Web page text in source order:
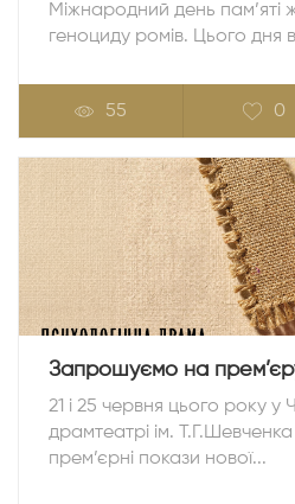
Міжнародний день пам’яті
геноциду ромів. Цього дня
55 0
Запрошуємо на
21 і 25 червня цього року у
драмтеатрі ім.
прем’єрні покази нової...